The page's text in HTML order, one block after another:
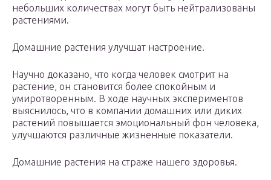
небольших количествах могут быть нейтрализованы
растениями.
Домашние растения улучшат настроение.
Научно доказано, что когда человек смотрит на
растение, он становится более спокойным и
умиротворенным. В ходе научных экспериментов
выяснилось, что в компании домашних или диких
растений повышается эмоциональный фон человека,
улучшаются различные жизненные показатели.
Домашние растения на страже нашего здоровья.